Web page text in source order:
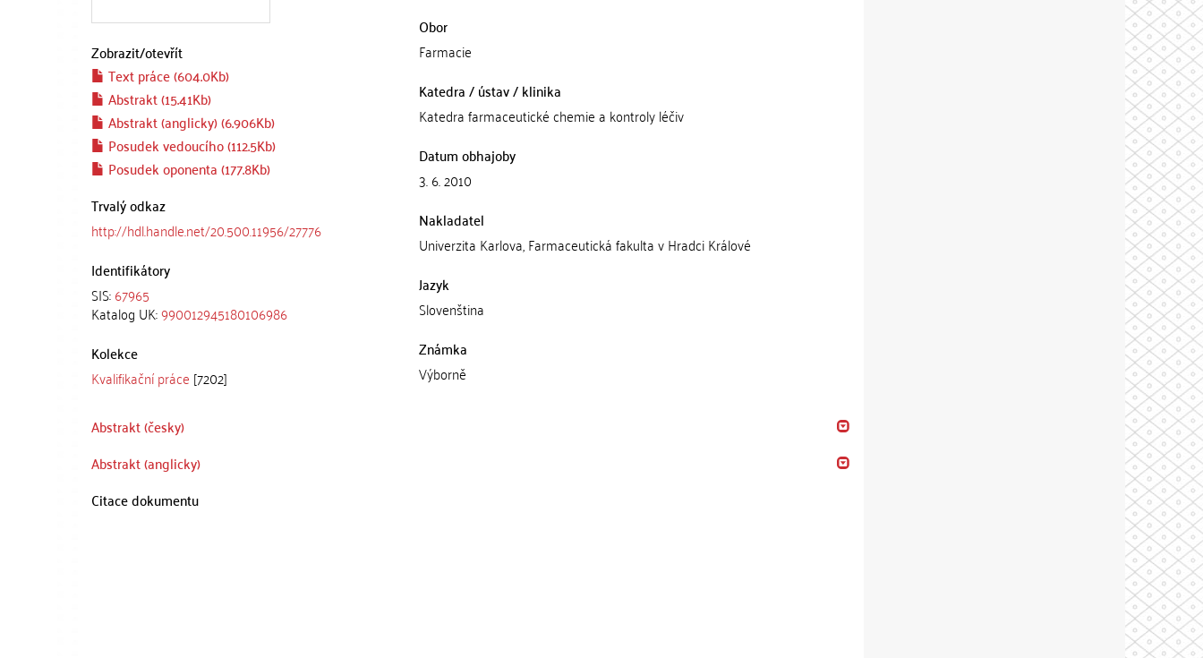
Zobrazit/otevřít
Text práce (604.0Kb)
Abstrakt (15.41Kb)
Abstrakt (anglicky) (6.906Kb)
Posudek vedoucího (112.5Kb)
Posudek oponenta (177.8Kb)
Trvalý odkaz
http://hdl.handle.net/20.500.11956/27776
Identifikátory
SIS:67965
Katalog UK:990012945180106986
Kolekce
Kvalifikační práce [7202]
Obor
Farmacie
Katedra / ústav / klinika
Katedra farmaceutické chemie a kontroly léčiv
Datum obhajoby
3. 6. 2010
Nakladatel
Univerzita Karlova, Farmaceutická fakulta v Hradci Králové
Jazyk
Slovenština
Známka
Výborně
Abstrakt (česky)
Abstrakt (anglicky)
Citace dokumentu